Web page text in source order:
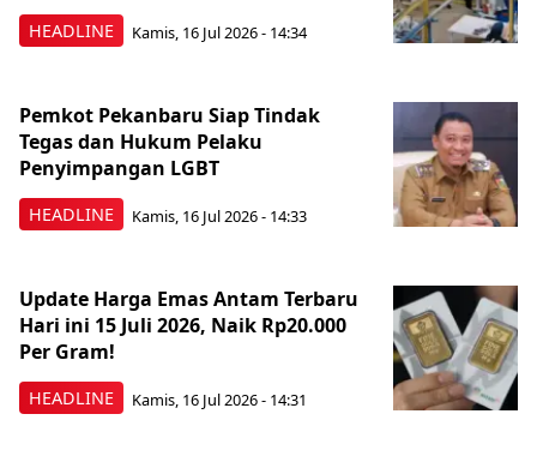
HEADLINE Kamis, 16 Jul 2026 - 14:34
HEADLINE
Pemkot Pekanbaru Siap Tindak
Tegas dan Hukum Pelaku
Penyimpangan LGBT
Kamis, 16 Jul 2026 - 14:33
HEADLINE
Update Harga Emas Antam Terbaru
Hari ini 15 Juli 2026, Naik Rp20.000
Per Gram!
Kamis, 16 Jul 2026 - 14:31